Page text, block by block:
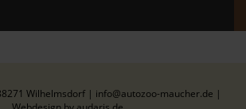
Wilhelmsdorf | info@autozoo-maucher.de |